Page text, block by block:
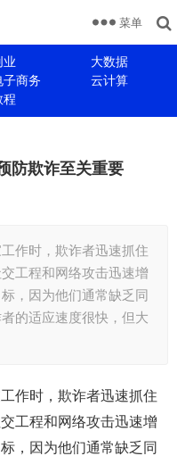
业
大数据
子商务
云计算
程
菜单
防欺诈至关重要
作时，欺诈者迅速抓住
工程和网络攻击迅速增
，因为他们通常缺乏同
的适应速度很快，但大
作时，欺诈者迅速抓住
工程和网络攻击迅速增
，因为他们通常缺乏同